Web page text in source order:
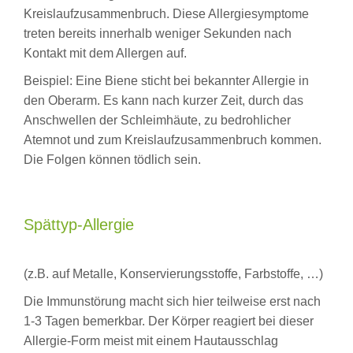
Kreislaufzusammenbruch. Diese Allergiesymptome
treten bereits innerhalb weniger Sekunden nach
Kontakt mit dem Allergen auf.
Beispiel: Eine Biene sticht bei bekannter Allergie in
den Oberarm. Es kann nach kurzer Zeit, durch das
Anschwellen der Schleimhäute, zu bedrohlicher
Atemnot und zum Kreislaufzusammenbruch kommen.
Die Folgen können tödlich sein.
Spättyp-Allergie
(z.B. auf Metalle, Konservierungsstoffe, Farbstoffe, …)
Die Immunstörung macht sich hier teilweise erst nach
1-3 Tagen bemerkbar. Der Körper reagiert bei dieser
Allergie-Form meist mit einem Hautausschlag